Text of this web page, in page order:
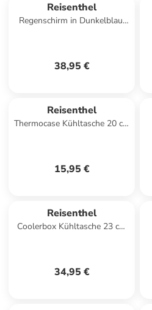
Reisenthel
Regenschirm in Dunkelblau/
38,95 €
Reisenthel
Thermocase Kühltasche 20 cm
15,95 €
Reisenthel
Coolerbox Kühltasche 23 cm
34,95 €